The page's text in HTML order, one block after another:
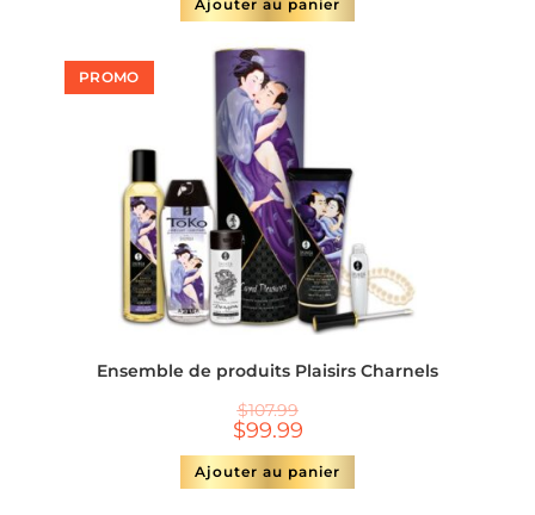
Ajouter au panier
PROMO
Ensemble de produits Plaisirs Charnels
$107.99
$99.99
Ajouter au panier